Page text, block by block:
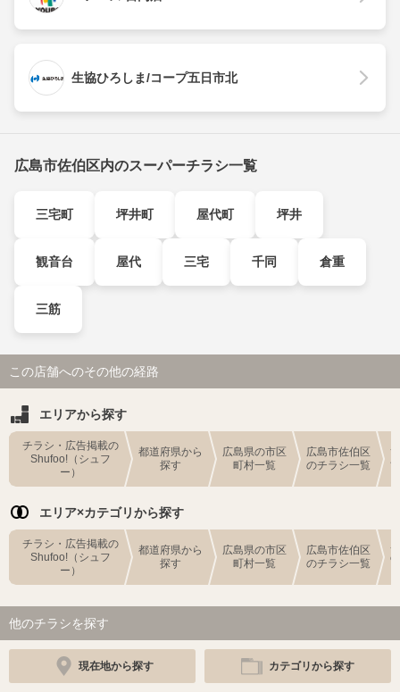
生協ひろしま/コープ五日市北
広島市佐伯区内のスーパーチラシ一覧
三宅町 坪井町 屋代町 坪井
観音台 屋代 三宅 千同 倉重
三筋
この店舗へのその他の経路
エリアから探す
チラシ・広告掲載の
Shufoo!（シュフ
ー）
都道府県から
探す
広島県の市区
町村一覧
広島市佐伯区
のチラシ一覧
エリア×カテゴリから探す
チラシ・広告掲載の
Shufoo!（シュフ
ー）
都道府県から
探す
広島県の市区
町村一覧
広島市佐伯区
のチラシ一覧
他のチラシを探す
現在地から探す カテゴリから探す